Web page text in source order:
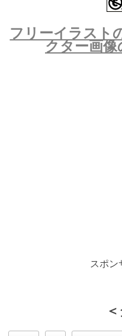
フリーイラスト
クター画
スポン